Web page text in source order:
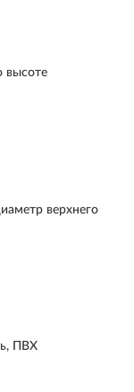
высоте
верхнего
ПВХ